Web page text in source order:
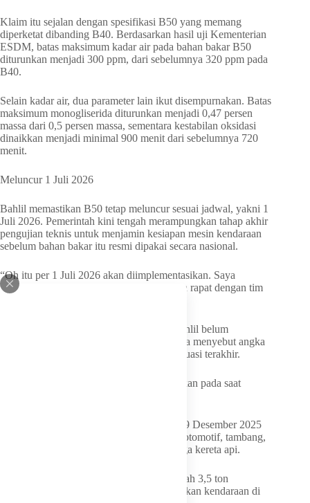
Klaim itu sejalan dengan spesifikasi B50 yang memang
diperketat dibanding B40. Berdasarkan hasil uji Kementerian
ESDM, batas maksimum kadar air pada bahan bakar B50
diturunkan menjadi 300 ppm, dari sebelumnya 320 ppm pada
B40.
Selain kadar air, dua parameter lain ikut disempurnakan. Batas
maksimum monogliserida diturunkan menjadi 0,47 persen
massa dari 0,5 persen massa, sementara kestabilan oksidasi
dinaikkan menjadi minimal 900 menit dari sebelumnya 720
menit.
Meluncur 1 Juli 2026
Bahlil memastikan B50 tetap meluncur sesuai jadwal, yakni 1
Juli 2026. Pemerintah kini tengah merampungkan tahap akhir
pengujian teknis untuk menjamin kesiapan mesin kendaraan
sebelum bahan bakar itu resmi dipakai secara nasional.
“Oh itu per 1 Juli 2026 akan diimplementasikan. Saya
mungkin satu minggu lagi akan melakukan rapat dengan tim
Meski hasil sementara terbilang positif, Bahlil belum
membuka seluruh rincian evaluasi teknis. Ia menyebut angka
final baru akan diumumkan usai rapat evaluasi terakhir.
“Namun hasil akhirnya akan kami sampaikan pada saat
Uji coba B50 sendiri sudah berjalan sejak 9 Desember 2025
secara serentak di enam sektor, mulai dari otomotif, tambang,
alat pertanian, kelautan, pembangkit, hingga kereta api.
Khusus sektor otomotif, kendaraan di bawah 3,5 ton
ditargetkan menempuh 50.000 km, sedangkan kendaraan di